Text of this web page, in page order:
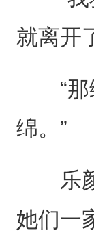
就离开
“那绵
绵。”
乐颜
她们一